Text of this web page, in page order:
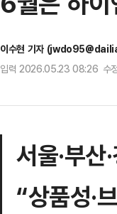
이수현 기자
입력 2026.05.23 08:26 수
서울·부
“상품성·